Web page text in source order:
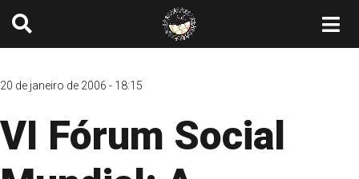
20 de janeiro de 2006 - 18:15
VI Fórum Social